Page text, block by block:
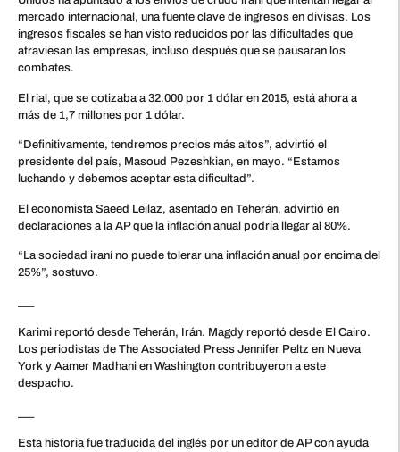
mercado internacional, una fuente clave de ingresos en divisas. Los
ingresos fiscales se han visto reducidos por las dificultades que
atraviesan las empresas, incluso después que se pausaran los
combates.
El rial, que se cotizaba a 32.000 por 1 dólar en 2015, está ahora a
más de 1,7 millones por 1 dólar.
“Definitivamente, tendremos precios más altos”, advirtió el
presidente del país, Masoud Pezeshkian, en mayo. “Estamos
luchando y debemos aceptar esta dificultad”.
El economista Saeed Leilaz, asentado en Teherán, advirtió en
declaraciones a la AP que la inflación anual podría llegar al 80%.
“La sociedad iraní no puede tolerar una inflación anual por encima del
25%”, sostuvo.
Karimi reportó desde Teherán, Irán. Magdy reportó desde El Cairo.
Los periodistas de The Associated Press Jennifer Peltz en Nueva
York y Aamer Madhani en Washington contribuyeron a este
despacho.
Esta historia fue traducida del inglés por un editor de AP con ayuda